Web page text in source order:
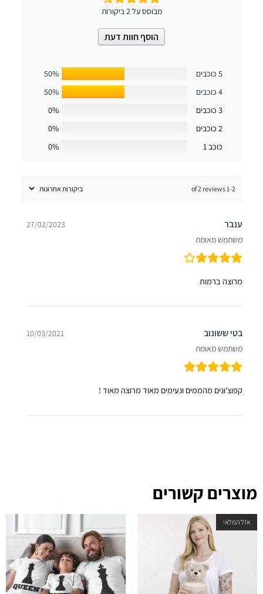
מבוסס על 2 ביקורות
הוסף חוות דעת
5 כוכבים
50%
4 כוכבים
50%
3 כוכבים
0%
2 כוכבים
0%
כוכב 1
0%
1-2 of 2 reviews
ענבר
משתמש מאומת
27/02/2023
מרוצה ברמות
בטי ששונוב
משתמש מאומת
10/03/2021
קפוצ'ונים מהממים ונעימים מאוד מרוצה מאוד !
מוצרים קשורים
אזל המלאי